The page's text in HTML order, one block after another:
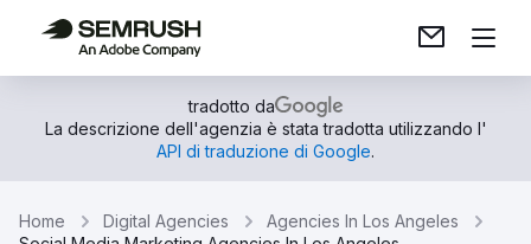
tradotto da
La descrizione dell'agenzia è stata tradotta utilizzando l'
API di traduzione di Google.
Home Digital Agencies
Agencies In Los Angeles